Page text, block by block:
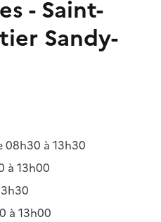
- Saint-
Sandy-
08h30 à 13h30
à 13h00
à 13h00